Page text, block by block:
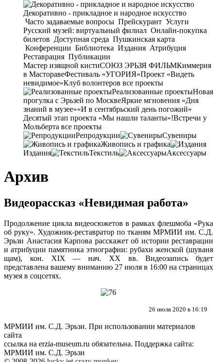
Декоративно - прикладное и народное искусство
Часто задаваемые вопросы Прейскурант Услуги
Русский музей: виртуальный филиал Онлайн-покупка
билетов Доступная среда Пушкинская карта
Конференции Библиотека Издания Атрибуция
Реставрация Публикации
Мастер изящной кистиСОЮЗ ЭРЬЗЯ ФИЛЬМКиммерия
в МасторавеФестиваль «УГОРИЯ»Проект «Видеть
невидимое»Клуб волонтеров все проекты
Реализованные проектыНовая
прогулка с Эрьзей по МосквеЯркие мгновения «Дня
знаний в музее»«И в сентябрьский день погожий»
Десятый этап проекта «Мы нашли таланты»!Встречи у
Мольберта все проекты
Репродукции
Сувениры
Живопись и графика
Издания
Текстиль Аксессуары
Архив
Видеорассказ «Невидимая работа»
Продолжение цикла видеосюжетов в рамках флешмоба «Рука
об руку». Художник-реставратор по тканям МРМИИ им. С.Д.
Эрьзи Анастасия Карпова расскажет об истории реставрации
и атрибуции памятника этнографии: рубахи женской (шуваня
щам), кон. XIX — нач. XX вв. Видеозапись будет
представлена вашему вниманию 27 июля в 16:00 на страницах
музея в соцсетях.
26 июля 2020 в 16:19
МРМИИ им. С.Д. Эрьзи. При использовании материалов
сайта
ссылка на erzia-museum.ru обязательна. Поддержка сайта:
МРМИИ им. С.Д. Эрьзи